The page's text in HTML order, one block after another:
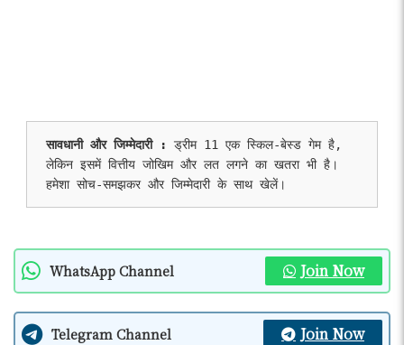
सावधानी और जिम्मेदारी :
ड्रीम 11 एक स्किल-बेस्ड गेम है,
लेकिन इसमें वित्तीय जोखिम और लत लगने का खतरा भी है।
हमेशा सोच-समझकर और जिम्मेदारी के साथ खेलें।
WhatsApp Channel Join Now
Telegram Channel Join Now